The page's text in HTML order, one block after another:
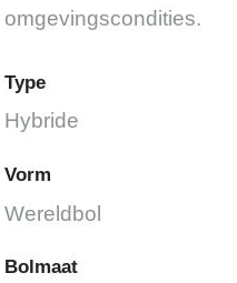
omgevingscondities.
Type
Hybride
Vorm
Wereldbol
Bolmaat